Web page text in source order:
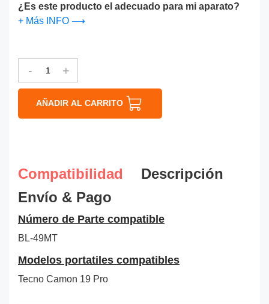
¿Es este producto el adecuado para mi aparato?
+ Más INFO ⟶
- +
AÑADIR AL CARRITO
Compatibilidad
Descripción
Envío & Pago
Número de Parte compatible
BL-49MT
Modelos portatiles compatibles
Tecno Camon 19 Pro